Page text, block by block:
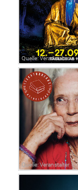
Quelle: Veranstalter
Quelle: Veranstalter